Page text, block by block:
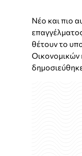
Νέο και πιο
θέτουν το